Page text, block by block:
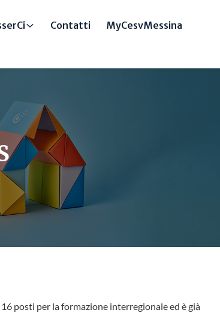
Contatti MyCesvMessina
posti per la formazione interregionale ed è già